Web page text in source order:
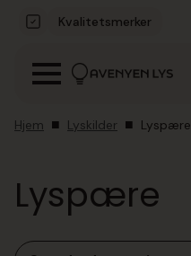
Kvalitetsmerker
Hjem Lyskilder Lyspære
Lyspære